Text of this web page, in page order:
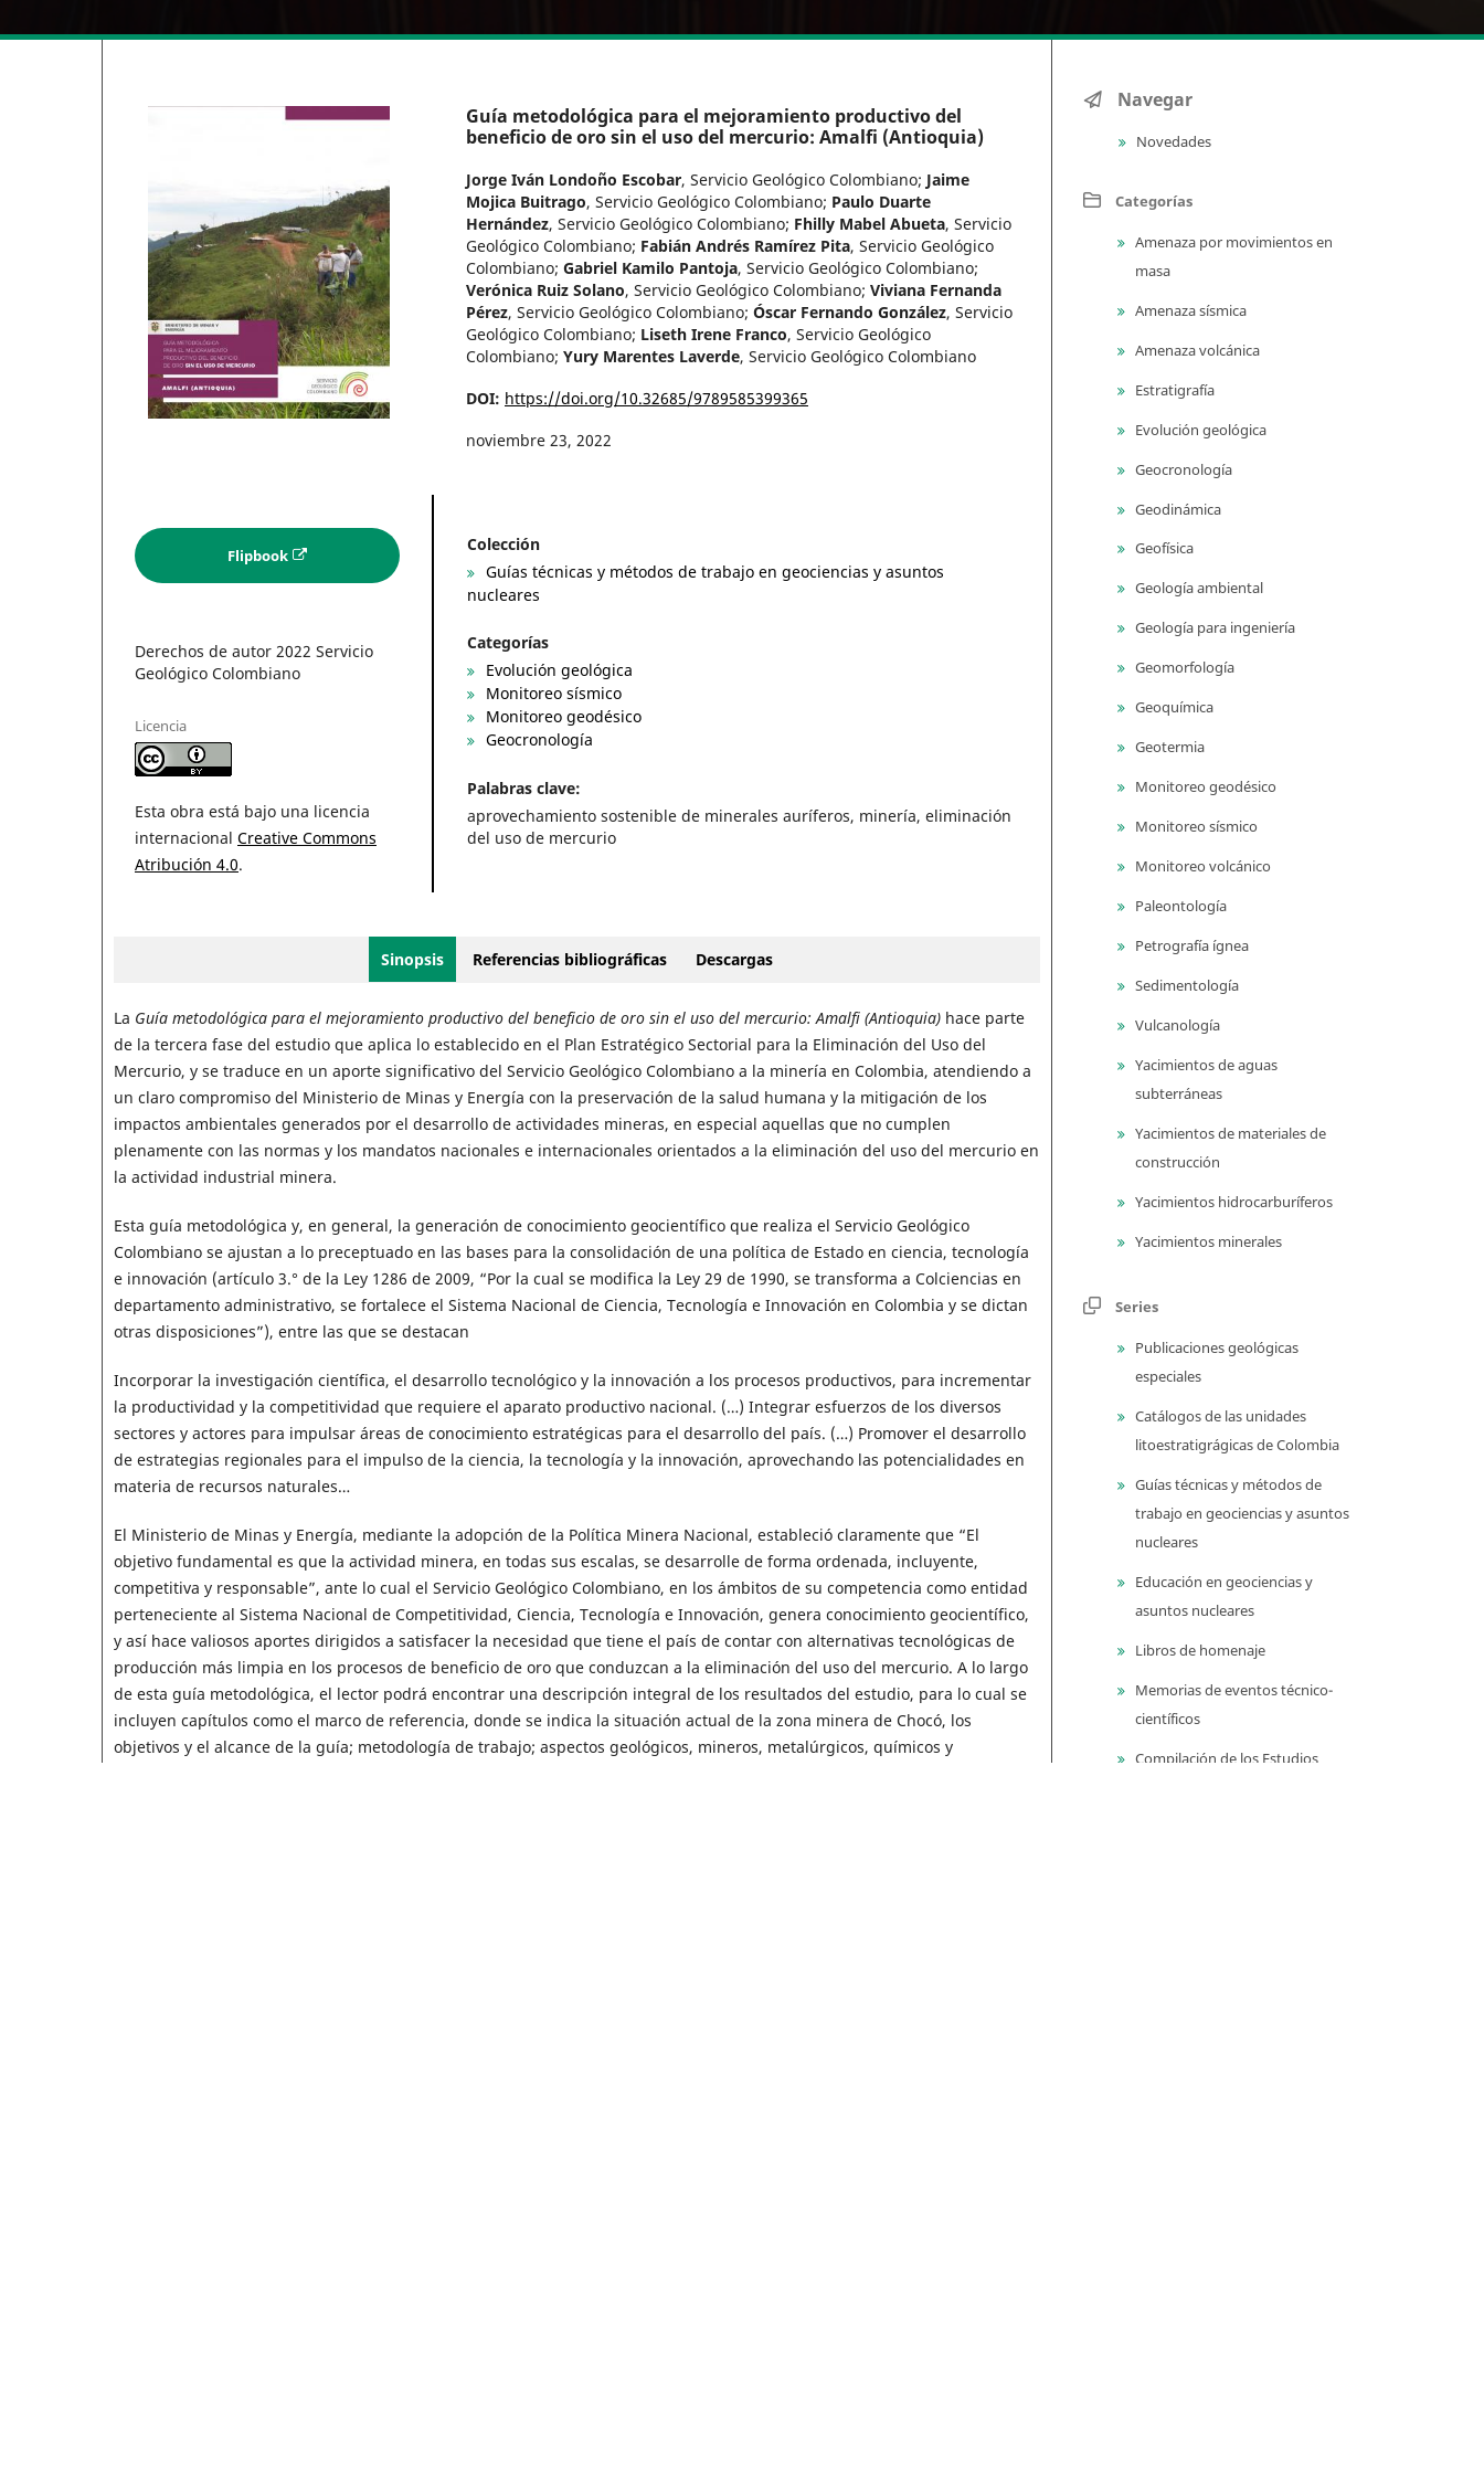
Guía metodológica para el mejoramiento productivo del
beneficio de oro sin el uso del mercurio: Amalfi (Antioquia)
Jorge Iván Londoño Escobar, Servicio Geológico Colombiano; Jaime
Mojica Buitrago, Servicio Geológico Colombiano; Paulo Duarte
Hernández, Servicio Geológico Colombiano; Fhilly Mabel Abueta, Servicio
Geológico Colombiano; Fabián Andrés Ramírez Pita, Servicio Geológico
Colombiano; Gabriel Kamilo Pantoja, Servicio Geológico Colombiano;
Verónica Ruiz Solano, Servicio Geológico Colombiano; Viviana Fernanda
Pérez, Servicio Geológico Colombiano; Óscar Fernando González, Servicio
Geológico Colombiano; Liseth Irene Franco, Servicio Geológico
Colombiano; Yury Marentes Laverde, Servicio Geológico Colombiano
DOI: https://doi.org/10.32685/9789585399365
noviembre 23, 2022
Flipbook
Derechos de autor 2022 Servicio
Geológico Colombiano
Licencia
Esta obra está bajo una licencia
internacional Creative Commons
Atribución 4.0.
Colección
Guías técnicas y métodos de trabajo en geociencias y asuntos
nucleares
Categorías
Evolución geológica
Monitoreo sísmico
Monitoreo geodésico
Geocronología
Palabras clave:
aprovechamiento sostenible de minerales auríferos, minería, eliminación
del uso de mercurio
Sinopsis Referencias bibliográficas Descargas
La Guía metodológica para el mejoramiento productivo del beneficio de oro sin el uso del mercurio: Amalfi (Antioquia)hace parte
de la tercera fase del estudio que aplica lo establecido en el Plan Estratégico Sectorial para la Eliminación del Uso del
Mercurio, y se traduce en un aporte significativo del Servicio Geológico Colombiano a la minería en Colombia, atendiendo a
un claro compromiso del Ministerio de Minas y Energía con la preservación de la salud humana y la mitigación de los
impactos ambientales generados por el desarrollo de actividades mineras, en especial aquellas que no cumplen
plenamente con las normas y los mandatos nacionales e internacionales orientados a la eliminación del uso del mercurio en
la actividad industrial minera.
Esta guía metodológica y, en general, la generación de conocimiento geocientífico que realiza el Servicio Geológico
Colombiano se ajustan a lo preceptuado en las bases para la consolidación de una política de Estado en ciencia, tecnología
e innovación (artículo 3.° de la Ley 1286 de 2009, “Por la cual se modifica la Ley 29 de 1990, se transforma a Colciencias en
departamento administrativo, se fortalece el Sistema Nacional de Ciencia, Tecnología e Innovación en Colombia y se dictan
otras disposiciones”), entre las que se destacan
Incorporar la investigación científica, el desarrollo tecnológico y la innovación a los procesos productivos, para incrementar
la productividad y la competitividad que requiere el aparato productivo nacional. (…) Integrar esfuerzos de los diversos
sectores y actores para impulsar áreas de conocimiento estratégicas para el desarrollo del país. (…) Promover el desarrollo
de estrategias regionales para el impulso de la ciencia, la tecnología y la innovación, aprovechando las potencialidades en
materia de recursos naturales…
El Ministerio de Minas y Energía, mediante la adopción de la Política Minera Nacional, estableció claramente que “El
objetivo fundamental es que la actividad minera, en todas sus escalas, se desarrolle de forma ordenada, incluyente,
competitiva y responsable”, ante lo cual el Servicio Geológico Colombiano, en los ámbitos de su competencia como entidad
perteneciente al Sistema Nacional de Competitividad, Ciencia, Tecnología e Innovación, genera conocimiento geocientífico,
y así hace valiosos aportes dirigidos a satisfacer la necesidad que tiene el país de contar con alternativas tecnológicas de
producción más limpia en los procesos de beneficio de oro que conduzcan a la eliminación del uso del mercurio. A lo largo
de esta guía metodológica, el lector podrá encontrar una descripción integral de los resultados del estudio, para lo cual se
incluyen capítulos como el marco de referencia, donde se indica la situación actual de la zona minera de Chocó, los
objetivos y el alcance de la guía; metodología de trabajo; aspectos geológicos, mineros, metalúrgicos, químicos y
Navegar
Novedades
Categorías
Amenaza por movimientos en
masa
Amenaza sísmica
Amenaza volcánica
Estratigrafía
Evolución geológica
Geocronología
Geodinámica
Geofísica
Geología ambiental
Geología para ingeniería
Geomorfología
Geoquímica
Geotermia
Monitoreo geodésico
Monitoreo sísmico
Monitoreo volcánico
Paleontología
Petrografía ígnea
Sedimentología
Vulcanología
Yacimientos de aguas
subterráneas
Yacimientos de materiales de
construcción
Yacimientos hidrocarburíferos
Yacimientos minerales
Series
Publicaciones geológicas
especiales
Catálogos de las unidades
litoestratigrágicas de Colombia
Guías técnicas y métodos de
trabajo en geociencias y asuntos
nucleares
Educación en geociencias y
asuntos nucleares
Libros de homenaje
Memorias de eventos técnico-
científicos
Compilación de los Estudios